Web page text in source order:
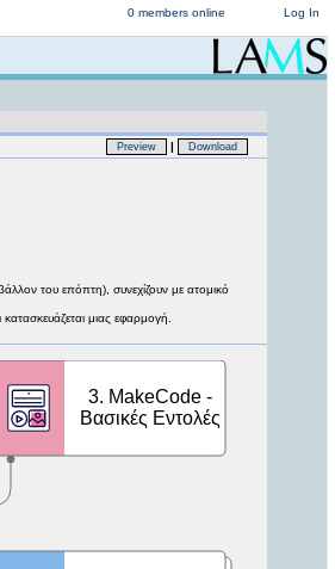
Log In
0 members online
Preview | Download
του επόπτη), συνεχίζουν με ατομικό
μιας εφαρμογή.